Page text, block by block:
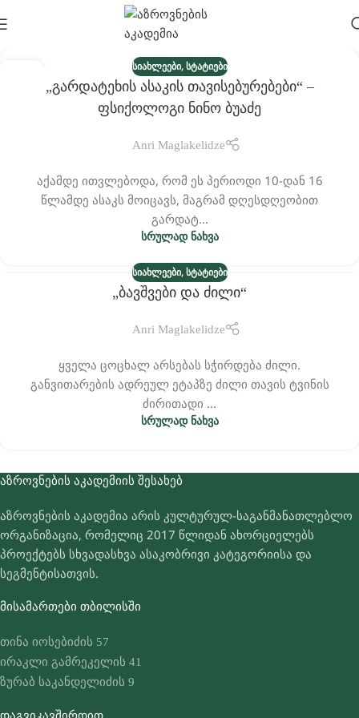
ᲡᲘᲐᲮᲚᲔᲔᲑᲘ, ᲡᲢᲐᲢᲘᲔᲑᲘ
„გარდატეხის Ასაკის Თავისებურებები“ –
Ფსიქოლოგი Ნინო Ბუაძე
Anri Maglakelidze
აქამდე ითვლებოდა, რომ ეს პერიოდი 10-დან 16
წლამდე ასაკს მოიცავს, მაგრამ დღესდღეობით
გარდატ...
ᲡᲠᲣᲚᲐᲓ ᲜᲐᲮᲕᲐ
ᲡᲘᲐᲮᲚᲔᲔᲑᲘ, ᲡᲢᲐᲢᲘᲔᲑᲘ
„ბავშვები Და Ძილი“
Anri Maglakelidze
ყველა ცოცხალ არსებას სჭირდება ძილი.
განვითარების ადრეულ ეტაპზე ძილი თავის ტვინის
ძირითადი ...
ᲡᲠᲣᲚᲐᲓ ᲜᲐᲮᲕᲐ
ᲐᲖᲠᲝᲕᲜᲔᲑᲘᲡ ᲐᲙᲐᲓᲔᲛᲘᲘᲡ ᲨᲔᲡᲐᲮᲔᲑ
აზროვნების აკადემია არის კულტურულ-საგანმანათლებლო
ორგანიზაცია, რომელიც 2017 წლიდან ახორციელებს
პროექტებს სხვადასხვა ასაკობრივი კატეგორიისა და
სეგმენტისათვის.
ᲛᲘᲡᲐᲛᲐᲠᲗᲔᲑᲘ ᲗᲑᲘᲚᲘᲡᲨᲘ
თინა იოსებიძის 57
ირაკლი გამრეკელის 41
ზურაბ საკანდელიძის 9